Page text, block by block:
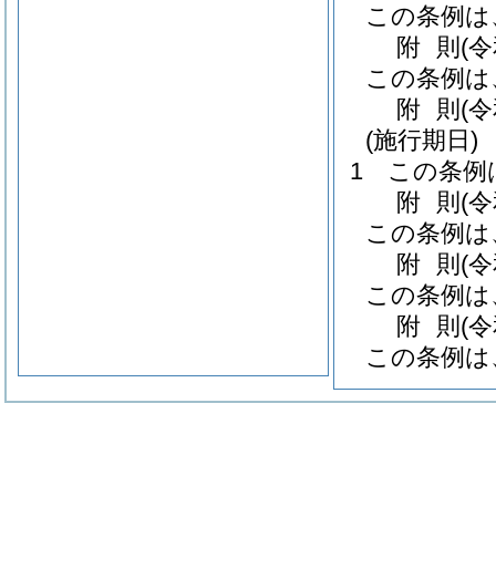
この条例
附 則 (
この条例
附 則 (
(施行期日)
1
この条例
附 則 (
この条例
附 則 (
この条例
附 則 (
この条例